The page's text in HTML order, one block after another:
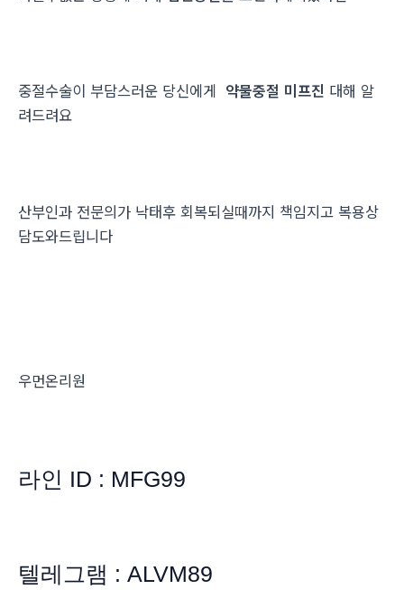
중절수술이 부담스러운 당신에게 약물중절 미프진 대해 알
려드려요
산부인과 전문의가 낙태후 회복되실때까지 책임지고 복용상
담도와드립니다
우먼온리원
라인 ID : MFG99
텔레그램 : ALVM89